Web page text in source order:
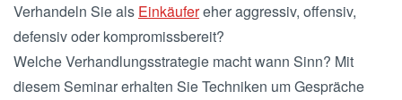
Verhandeln Sie als Einkäufereher aggressiv, offensiv,
defensiv oder kompromissbereit?
Welche Verhandlungsstrategie macht wann Sinn? Mit
diesem Seminar erhalten Sie Techniken um Gespräche